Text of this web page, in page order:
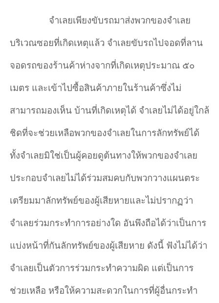
จำเลยเพียงขับรถมาส่งพวกของจำเลย
บริเวณซอยที่เกิดเหตุแล้ว จำเลยขับรถไปจอดที่ลาน
จอดรถของร้านค้าห่างจากที่เกิดเหตุประมาณ ๕๐
เมตร และเข้าไปซื้อสินค้าภายในร้านค้าซึ่งไม่
สามารถมองเห็น บ้านที่เกิดเหตุได้ จำเลยไม่ได้อยู่ใกล้
ชิดที่จะช่วยเหลือพวกของจำเลยในการลักทรัพย์ได้
ทั้งจำเลยมิใช่เป็นผู้คอยดูต้นทางให้พวกของจำเลย
ประกอบจำเลยไม่ได้ร่วมสมคบกับพวกวางแผนตระ
เตรียมมาลักทรัพย์ของผู้เสียหายและไม่ปรากฏว่า
จำเลยร่วมกระทำการอย่างใด อันพึงถือได้ว่าเป็นการ
แบ่งหน้าที่กันลักทรัพย์ของผู้เสียหาย ดังนี้ ฟังไม่ได้ว่า
จำเลยเป็นตัวการร่วมกระทำความผิด แต่เป็นการ
ช่วยเหลือ หรือให้ความสะดวกในการที่ผู้อื่นกระทำ